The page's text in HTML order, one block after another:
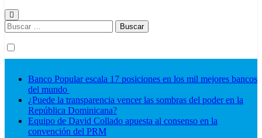
Buscar:
Banco Popular escala 17 posiciones en los mil mejores bancos
del mundo
¿Puede la transparencia vencer las sombras del poder en la
República Dominicana?
Equipo de David Collado apuesta al consenso en la
convención del PRM